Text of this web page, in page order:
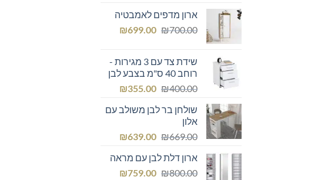
היה:
₪300.00.
הוא:
₪249.00.
ארון מדפים לאמבטיה
₪700.00
המחיר
₪700.00.
₪699.00
המחיר
₪699.00.שידת צד עם 3 מגירות -
רוחב 40 ס"מ בצבע לבן
₪400.00
המחיר
היה:
₪355.00
המחיר
הוא:
שולחן בר לבן משולב עם
אלון
₪669.00
המחיר
היה:
₪669.00.
₪639.00
המחיר
הוא:
₪639.00.
ארון דלת לבן עם מראה
₪800.00
המחיר ₪759.00
המחיר